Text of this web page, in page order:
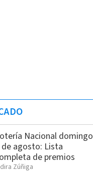
Nacional domingo
de agosto: Lista
de premios
Zúñiga